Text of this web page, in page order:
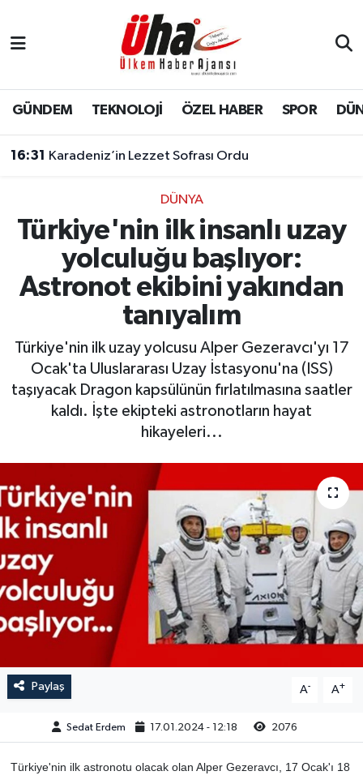
GÜNDEM TEKNOLOJİ ÖZEL HABER SPOR
16:31 Karadeniz’in Lezzet Sofrası Ordu
DÜNYA
Türkiye'nin ilk insanlı uzay
yolculuğu başlıyor:
Astronot ekibini yakından
tanıyalım
Türkiye'nin ilk uzay yolcusu Alper Gezeravcı'yı 17
Ocak'ta Uluslararası Uzay İstasyonu'na (ISS)
taşıyacak Dragon kapsülünün fırlatılmasına saatler
kaldı. İşte ekipteki astronotların hayat
hikayeleri...
Paylaş A- A+
Sedat Erdem 17.01.2024 - 12:18 2076
Türkiye'nin ilk astronotu olacak olan Alper Gezeravcı, 17 Ocak'ı 18
İstanbul Nöbetçi Eczaneler
İstanbul Hava Durumu
Süper Lig Puan Durumu ve Fikstür
Tüm Manşetler
Son Dakika Haberleri
Haber Arşivi